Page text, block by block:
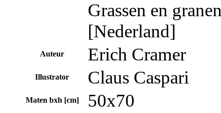
Grassen en
[Nederland]
Auteur Erich Cramer
Illustrator Claus Caspari
Maten bxh [cm] 50x70